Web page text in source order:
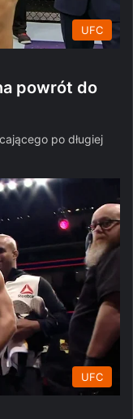
UFC
powrót do
po długiej
UFC